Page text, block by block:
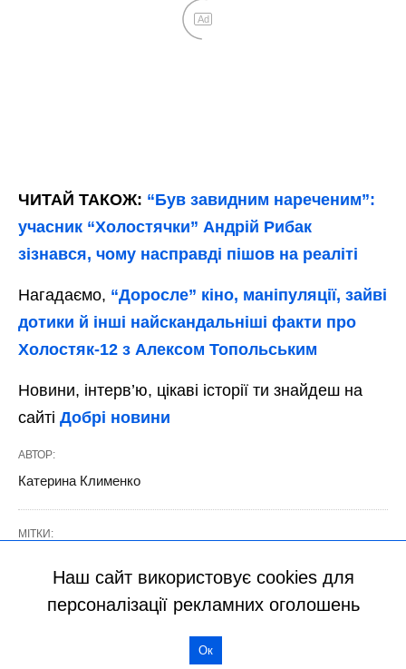
Наш сайт використовує cookies для
персоналізації рекламних оголошень
Ок